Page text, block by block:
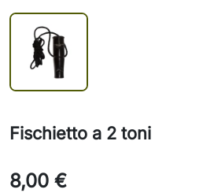
Fischietto a 2 toni
8,00 €